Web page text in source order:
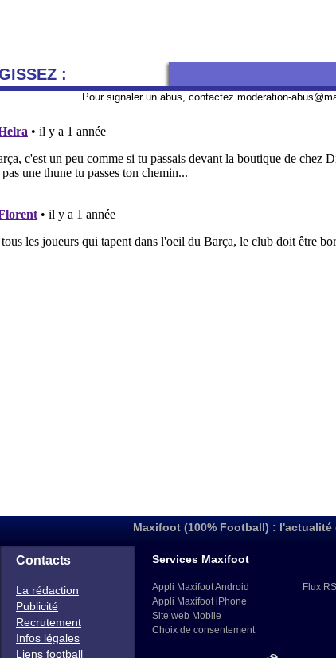
:
Pour signaler un abus, contactez moderation-
Maxifoot (100% Football) :
Contacts
La rédaction
Publicité
Recrutement
Infos légales
Liens football
Services Maxifoot
Appli Maxifoot Android
Appli Maxifoot iPhone
Site web Mobile
Choix de consentement
Flux